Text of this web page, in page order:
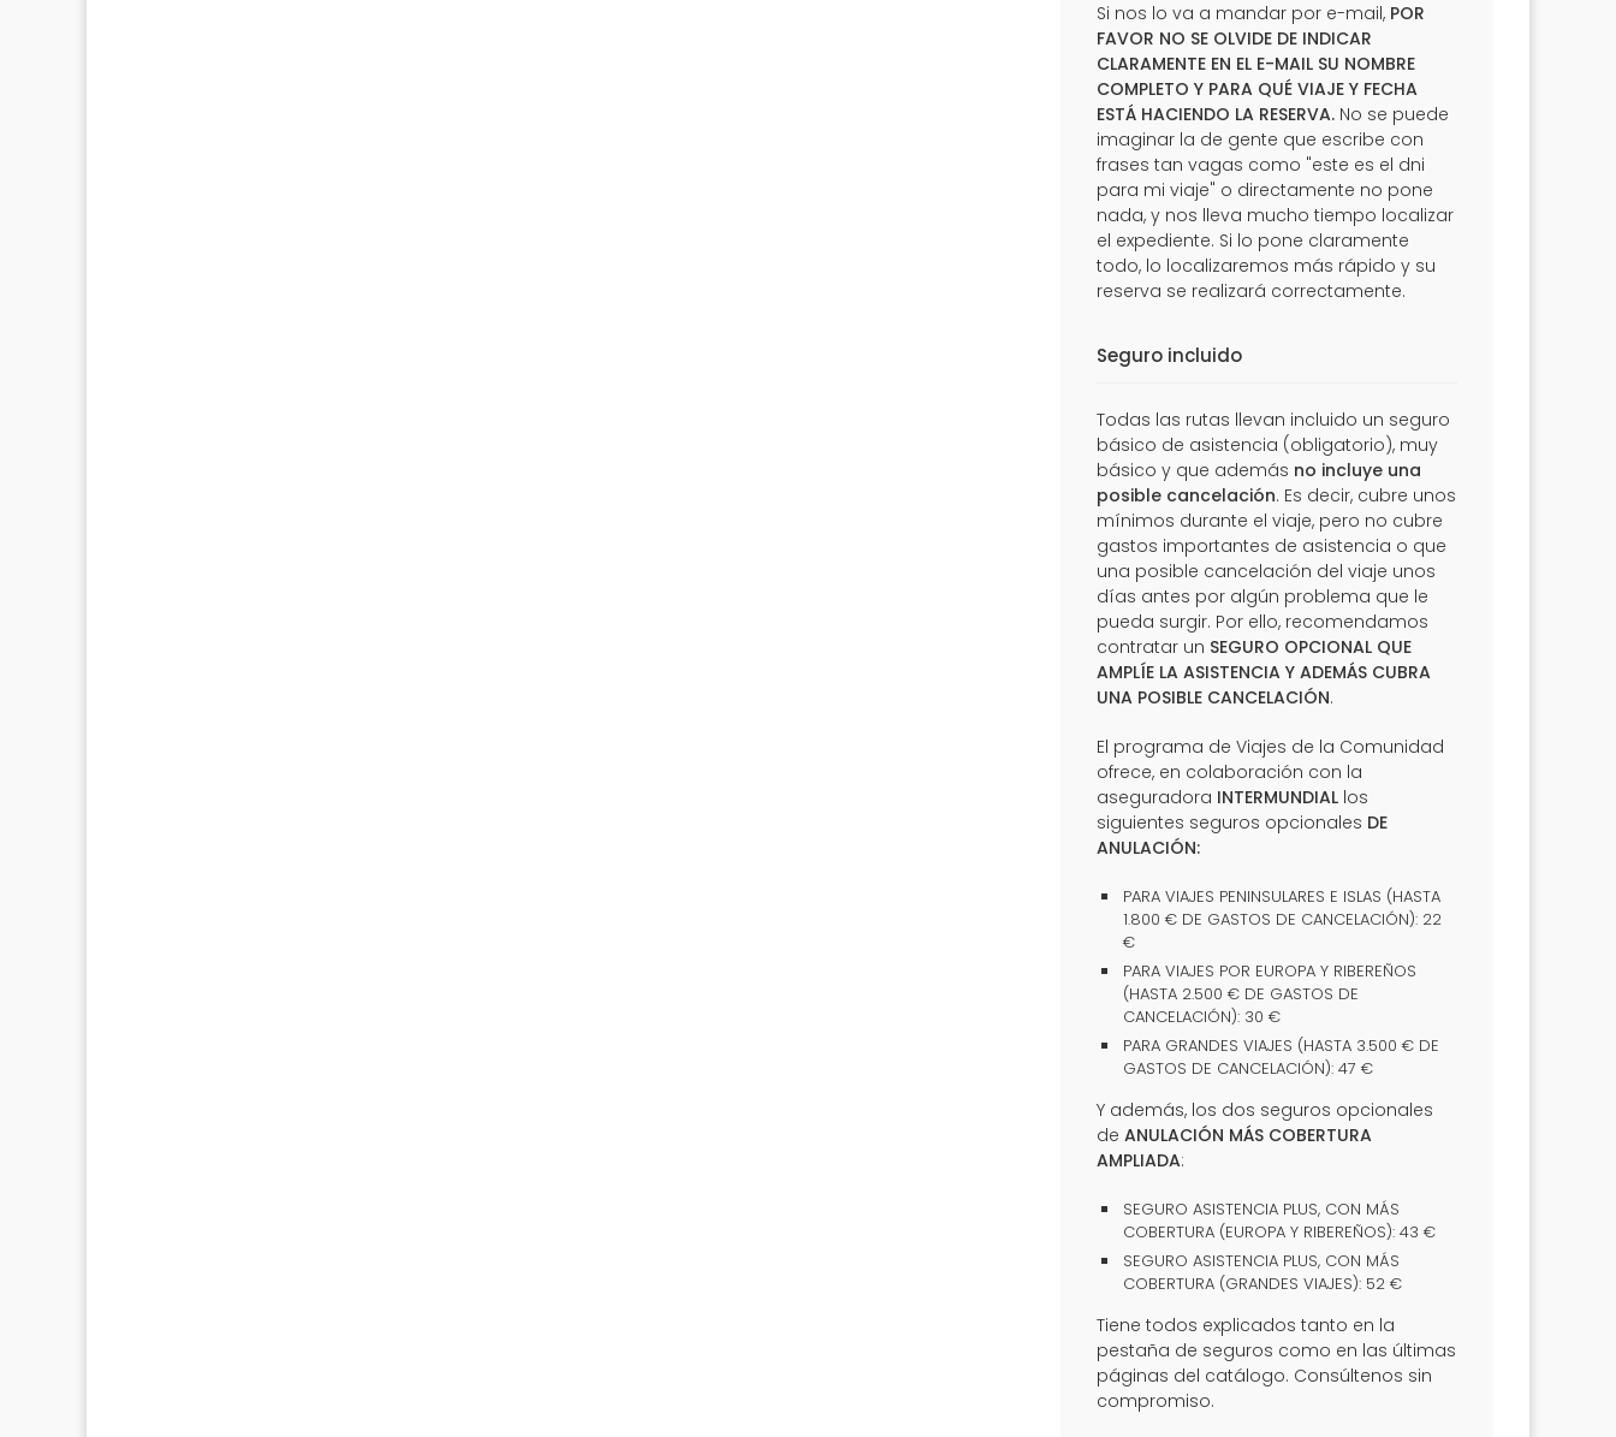
Si nos lo va a mandar por e-mail, POR
FAVOR NO SE OLVIDE DE INDICAR
CLARAMENTE EN EL E-MAIL SU NOMBRE
COMPLETO Y PARA QUÉ VIAJE Y FECHA
ESTÁ HACIENDO LA RESERVA. No se puede
imaginar la de gente que escribe con
frases tan vagas como "este es el dni
para mi viaje" o directamente no pone
nada, y nos lleva mucho tiempo localizar
el expediente. Si lo pone claramente
todo, lo localizaremos más rápido y su
reserva se realizará correctamente.
Seguro incluido
Todas las rutas llevan incluido un seguro
básico de asistencia (obligatorio), muy
básico y que además no incluye una
posible cancelación. Es decir, cubre unos
mínimos durante el viaje, pero no cubre
gastos importantes de asistencia o que
una posible cancelación del viaje unos
días antes por algún problema que le
pueda surgir. Por ello, recomendamos
contratar un SEGURO OPCIONAL QUE
AMPLÍE LA ASISTENCIA Y ADEMÁS CUBRA
UNA POSIBLE CANCELACIÓN.
El programa de Viajes de la Comunidad
ofrece, en colaboración con la
aseguradora INTERMUNDIAL los
siguientes seguros opcionales DE
ANULACIÓN:
PARA VIAJES PENINSULARES E ISLAS (HASTA
1.800 € DE GASTOS DE CANCELACIÓN): 22
€
PARA VIAJES POR EUROPA Y RIBEREÑOS
(HASTA 2.500 € DE GASTOS DE
CANCELACIÓN): 30 €
PARA GRANDES VIAJES (HASTA 3.500 € DE
GASTOS DE CANCELACIÓN): 47 €
Y además, los dos seguros opcionales
de ANULACIÓN MÁS COBERTURA
AMPLIADA:
SEGURO ASISTENCIA PLUS, CON MÁS
COBERTURA (EUROPA Y RIBEREÑOS): 43 €
SEGURO ASISTENCIA PLUS, CON MÁS
COBERTURA (GRANDES VIAJES): 52 €
Tiene todos explicados tanto en la
pestaña de seguros como en las últimas
páginas del catálogo. Consúltenos sin
compromiso.